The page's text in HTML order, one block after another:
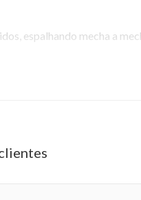
espalhando mecha a